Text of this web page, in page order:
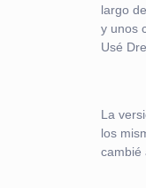
largo
y unos
Usé
La
los
cambié